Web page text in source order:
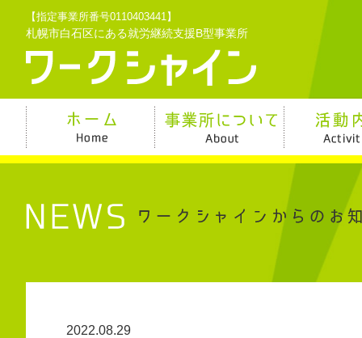
【指定事業所番号0110403441】
札幌市白石区にある就労継続支援B型事業所
2022.08.29